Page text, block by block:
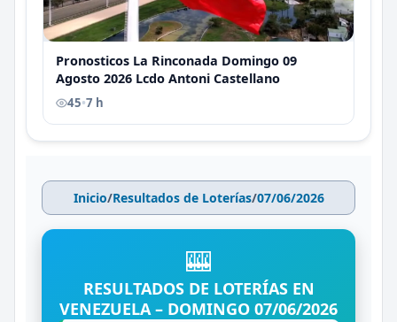
Pronosticos La Rinconada Domingo 09
Agosto 2026 Lcdo Antoni Castellano
45•7 h
Inicio/Resultados de Loterías/07/06/2026
🎰
RESULTADOS DE LOTERÍAS EN
VENEZUELA – DOMINGO 07/06/2026